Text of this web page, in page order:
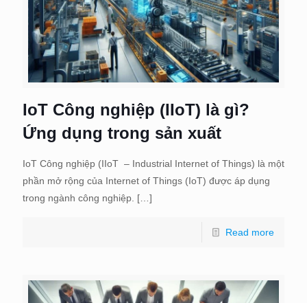
IoT Công nghiệp (IIoT) là gì?
Ứng dụng trong sản xuất
IoT Công nghiệp (IIoT – Industrial Internet of Things) là một
phần mở rộng của Internet of Things (IoT) được áp dụng
trong ngành công nghiệp. […]
Read more